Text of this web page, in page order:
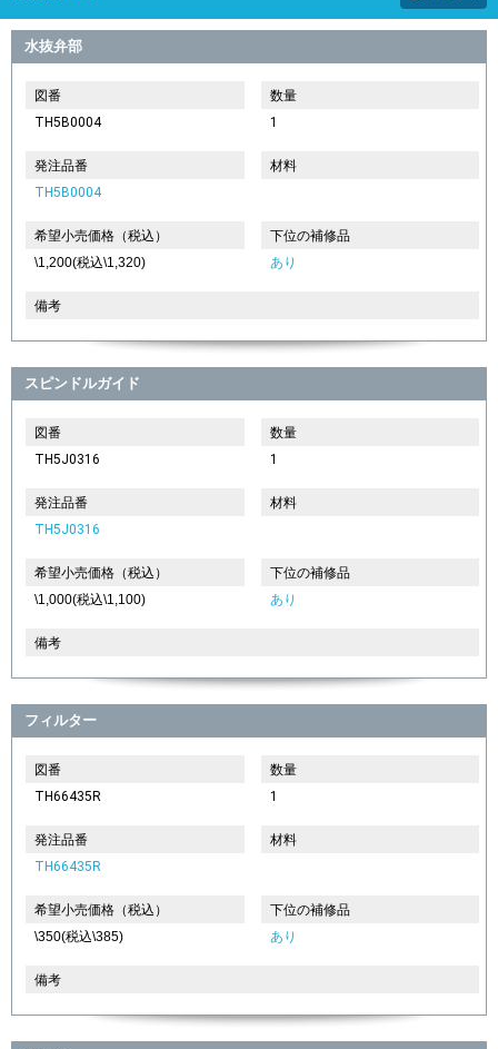
水抜弁部
図番
TH5B0004
数量
1
発注品番
TH5B0004
材料
希望小売価格（税込）
\1,200(税込\1,320)
下位の補修品
あり
備考
スピンドルガイド
図番
TH5J0316
数量
1
発注品番
TH5J0316
材料
希望小売価格（税込）
\1,000(税込\1,100)
下位の補修品
あり
備考
フィルター
図番
TH66435R
数量
1
発注品番
TH66435R
材料
希望小売価格（税込）
\350(税込\385)
下位の補修品
あり
備考